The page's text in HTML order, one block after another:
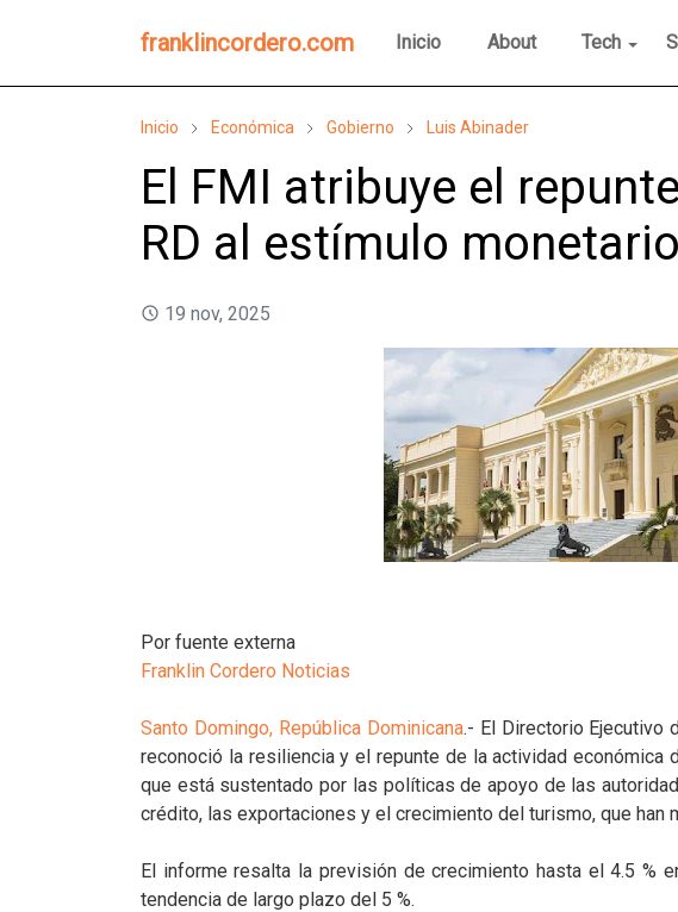
franklincordero.com Inicio About Tech
Inicio Económica Gobierno Luis Abinader
El FMI atribuye el
RD al estímulo
19 nov, 2025
Por fuente externa
Franklin Cordero Noticias
Santo Domingo, República Dominicana.- El Directorio Ejecutivo
reconoció la resiliencia y el repunte de la actividad económica
que está sustentado por las políticas de apoyo de las
crédito, las exportaciones y el crecimiento del turismo, que han
El informe resalta la previsión de crecimiento hasta el 4.5 %
tendencia de largo plazo del 5 %.